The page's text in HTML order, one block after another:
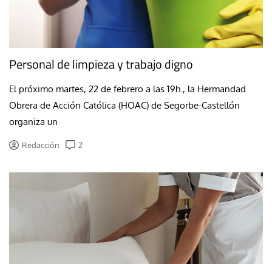
Personal de limpieza y trabajo digno
El próximo martes, 22 de febrero a las 19h., la Hermandad
Obrera de Acción Católica (HOAC) de Segorbe-Castellón
organiza un
Redacción 2